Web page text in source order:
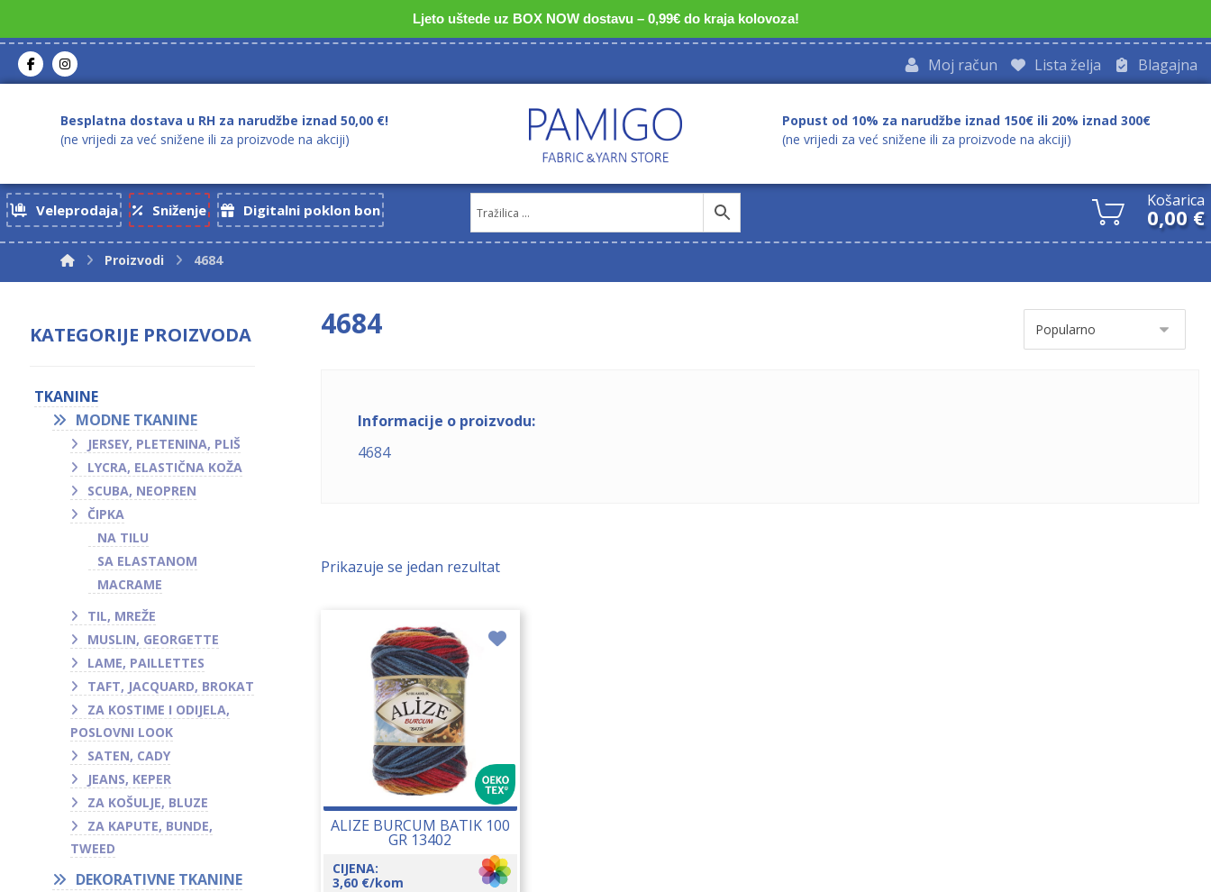
Ljeto uštede uz BOX NOW dostavu – 0,99€ do kraja kolovoza!
Blagajna
Lista želja
Moj račun
Besplatna dostava u RH za narudžbe iznad 50,00 €!
(ne vrijedi za već snižene ili za proizvode na akciji)
Popust od 10% za narudžbe iznad 150€ ili 20% iznad 300€
(ne vrijedi za već snižene ili za proizvode na akciji)
Veleprodaja Sniženje Digitalni poklon bon Košarica
0,00 €
Proizvodi 4684
4684
Informacije o proizvodu:
4684
Prikazuje se jedan rezultat
ALIZE BURCUM BATIK 100
GR 13402
CIJENA:
3,60 €/kom
KATEGORIJE PROIZVODA
TKANINE
MODNE TKANINE
JERSEY, PLETENINA, PLIŠ
LYCRA, ELASTIČNA KOŽA
SCUBA, NEOPREN
ČIPKA
NA TILU
SA ELASTANOM
MACRAME
TIL, MREŽE
MUSLIN, GEORGETTE
LAME, PAILLETTES
TAFT, JACQUARD, BROKAT
ZA KOSTIME I ODIJELA,
POSLOVNI LOOK
SATEN, CADY
JEANS, KEPER
ZA KOŠULJE, BLUZE
ZA KAPUTE, BUNDE,
TWEED
DEKORATIVNE TKANINE